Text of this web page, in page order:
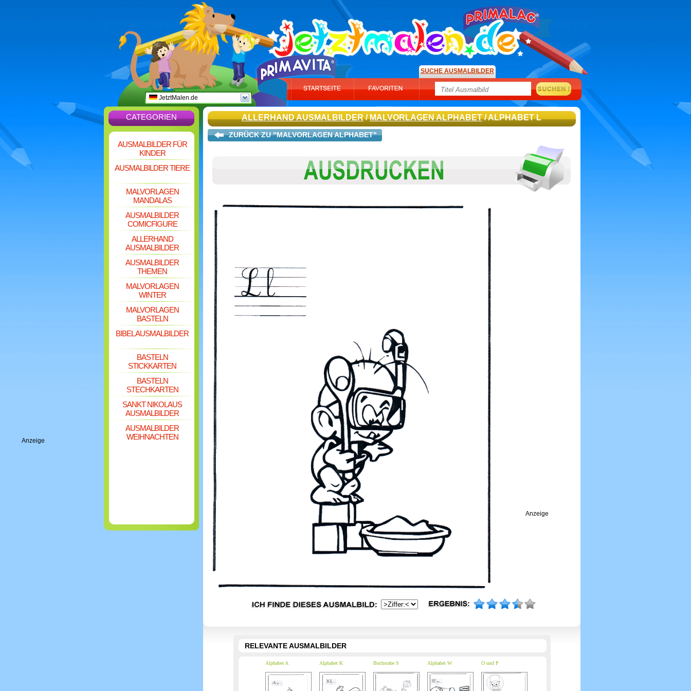
Anzeige
JetztMalen.de
SUCHE AUSMALBILDER
CATEGORIEN
AUSMALBILDER FÜR
KINDER
AUSMALBILDER TIERE
MALVORLAGEN
MANDALAS
AUSMALBILDER
COMICFIGURE
ALLERHAND
AUSMALBILDER
AUSMALBILDER
THEMEN
MALVORLAGEN
WINTER
MALVORLAGEN
BASTELN
BIBEL AUSMALBILDER
BASTELN
STICKKARTEN
BASTELN
STECHKARTEN
SANKT NIKOLAUS
AUSMALBILDER
AUSMALBILDER
WEIHNACHTEN
ALLERHAND AUSMALBILDER/MALVORLAGEN ALPHABET/ ALPHABET L
ZURÜCK ZU "MALVORLAGEN ALPHABET"
Anzeige
RELEVANTE AUSMALBILDER
Alphabet A Alphabet K Buchstabe S Alphabet W O und P